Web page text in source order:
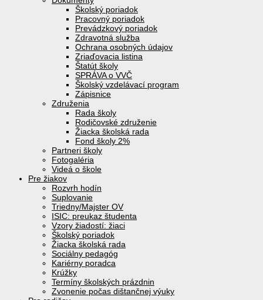
Školský poriadok
Pracovný poriadok
Prevádzkový poriadok
Zdravotná služba
Ochrana osobných údajov
Zriaďovacia listina
Štatút školy
SPRÁVA o VVČ
Školský vzdelávací program
Zápisnice
Združenia
Rada školy
Rodičovské združenie
Žiacka školská rada
Fond školy 2%
Partneri školy
Fotogaléria
Videá o škole
Pre žiakov
Rozvrh hodín
Suplovanie
Triedny/Majster OV
ISIC: preukaz študenta
Vzory žiadostí: žiaci
Školský poriadok
Žiacka školská rada
Sociálny pedagóg
Kariérny poradca
Krúžky
Termíny školských prázdnin
Zvonenie počas dištančnej výuky